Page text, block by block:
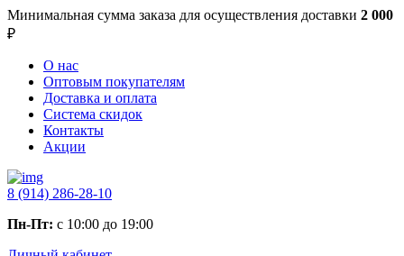
Минимальная сумма заказа для осуществления доставки 2 000
₽
О нас
Оптовым покупателям
Доставка и оплата
Система скидок
Контакты
Акции
8 (914) 286-28-10
Пн-Пт: с 10:00 до 19:00